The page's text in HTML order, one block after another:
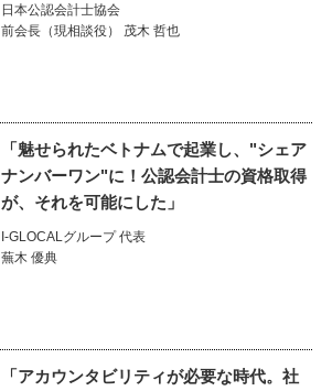
日本公認会計士協会
前会長（現相談役） 茂木 哲也
「魅せられたベトナムで起業し、"シェア
ナンバーワン"に！公認会計士の資格取得
が、それを可能にした」
I-GLOCALグループ 代表
蕪木 優典
「アカウンタビリティが必要な時代。社